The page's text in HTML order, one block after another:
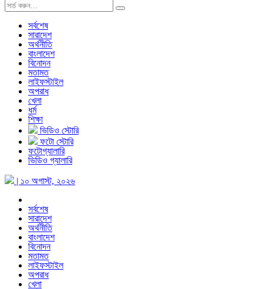
সর্বশেষ
সারাদেশ
অর্থনীতি
বাংলাদেশ
বিনোদন
মতামত
লাইফস্টাইল
অপরাধ
খেলা
ধর্ম
শিক্ষা
ভিডিও স্টোরি
ফটো স্টোরি
ফটোগ্যালারি
ভিডিও গ্যালারি
| ১০ অগাস্ট, ২০২৬
সর্বশেষ
সারাদেশ
অর্থনীতি
বাংলাদেশ
বিনোদন
মতামত
লাইফস্টাইল
অপরাধ
খেলা